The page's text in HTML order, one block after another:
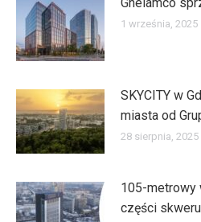
1 września, 2025
SKYCITY w
miasta od
28 sierpnia, 2025
105-metrowy
części